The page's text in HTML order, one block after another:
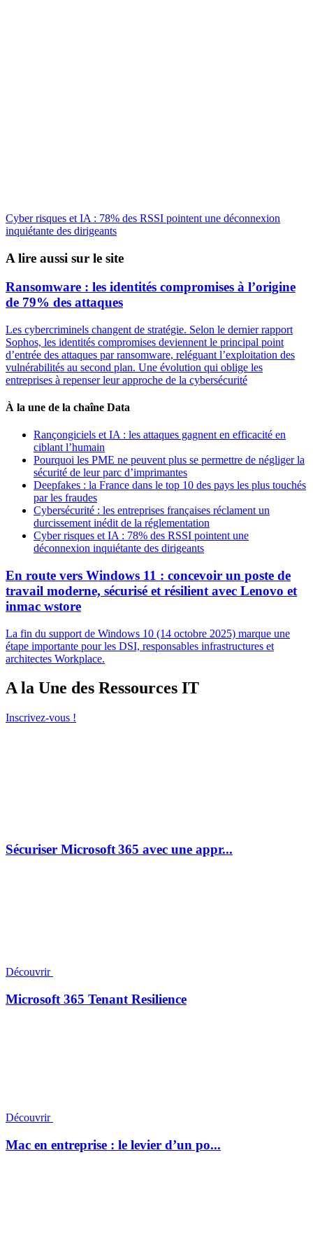
Cyber risques et IA : 78% des RSSI pointent une déconnexion
inquiétante des dirigeants
A lire aussi sur le site
Ransomware : les identités compromises à l’origine
de 79% des attaques
Les cybercriminels changent de stratégie. Selon le dernier rapport
Sophos, les identités compromises deviennent le principal point
d’entrée des attaques par ransomware, reléguant l’exploitation des
vulnérabilités au second plan. Une évolution qui oblige les
entreprises à repenser leur approche de la cybersécurité
À la une de la chaîne Data
Rançongiciels et IA : les attaques gagnent en efficacité en
ciblant l’humain
Pourquoi les PME ne peuvent plus se permettre de négliger la
sécurité de leur parc d’imprimantes
Deepfakes : la France dans le top 10 des pays les plus touchés
par les fraudes
Cybersécurité : les entreprises françaises réclament un
durcissement inédit de la réglementation
Cyber risques et IA : 78% des RSSI pointent une
déconnexion inquiétante des dirigeants
En route vers Windows 11 : concevoir un poste de
travail moderne, sécurisé et résilient avec Lenovo et
inmac wstore
La fin du support de Windows 10 (14 octobre 2025) marque une
étape importante pour les DSI, responsables infrastructures et
architectes Workplace.
A la Une des Ressources IT
Inscrivez-vous !
Sécuriser Microsoft 365 avec une appr...
Découvrir
Microsoft 365 Tenant Resilience
Découvrir
Mac en entreprise : le levier d’un po...